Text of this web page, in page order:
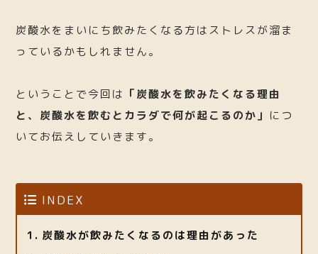
炭酸水をまいにち飲みたくなる方はストレスが溜ま
っているかもしれません。
ということで今回は 「炭酸水を飲みたくなる理由
と、炭酸水を飲むとカラダで何が起こるのか」 につ
いてお伝えしていきます。
INDEX
炭酸水が飲みたくなるのは理由があった